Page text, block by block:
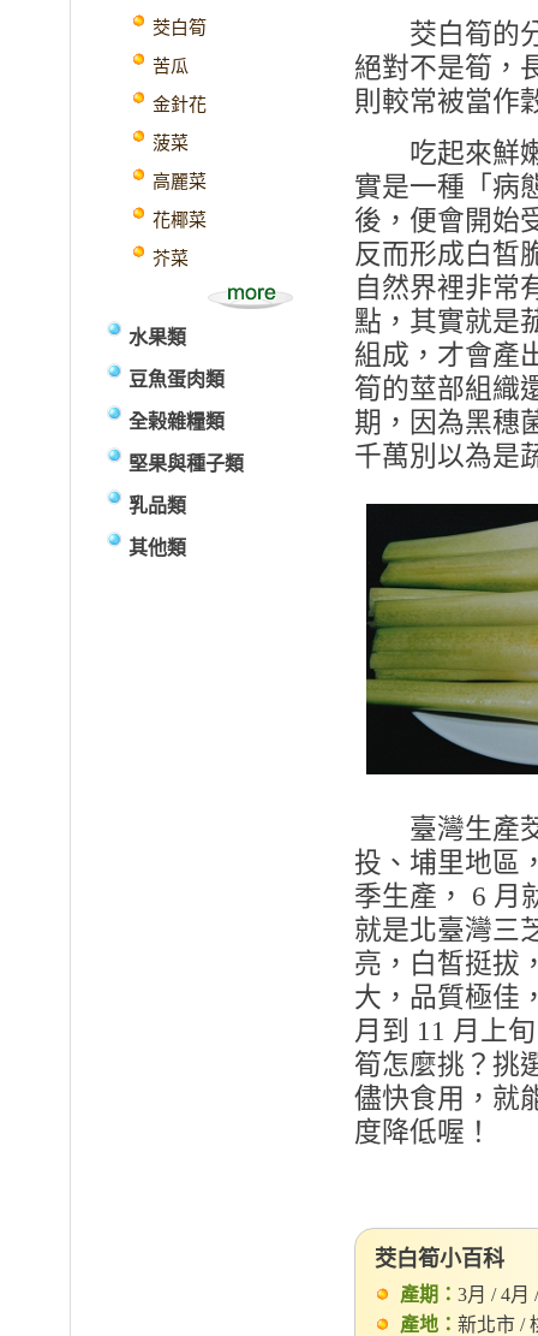
茭白筍
苦瓜
金針花
菠菜
高麗菜
花椰菜
芥菜
水果類
豆魚蛋肉類
全榖雜糧類
堅果與種子類
乳品類
其他類
茭白筍的分
絕對不是筍，
則較常被當作
吃起來鮮嫩
實是一種「病
後，便會開始
反而形成白皙
自然界裡非常
點，其實就是
組成，才會產
筍的莖部組織
期，因為黑穗
千萬別以為是
臺灣生產茭
投、埔里地區
季生產， 6 月
就是北臺灣三
亮，白皙挺拔
大，品質極佳
月到 11 月上
筍怎麼挑？挑
儘快食用，就
度降低喔！
茭白筍小百科
產期： 3月 / 4月
產地： 新北市 /